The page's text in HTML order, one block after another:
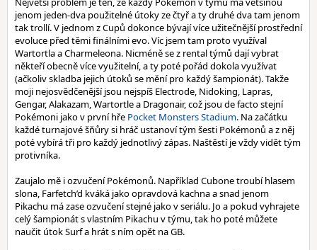
jenom jeden-dva použitelné útoky ze čtyř a ty druhé dva tam jenom
tak trollí. V jednom z Cupů dokonce bývají více užitečnější prostřední
evoluce před těmi finálními evo. Víc jsem tam proto využíval
Wartortla a Charmeleona. Nicméně se z rental týmů dají vybrat
někteří obecně více využitelní, a ty poté pořád dokola využívat
(ačkoliv skladba jejich útoků se mění pro každý šampionát). Takže
moji nejosvědčenější jsou nejspíš Electrode, Nidoking, Lapras,
Gengar, Alakazam, Wartortle a Dragonair, což jsou de facto stejní
Pokémoni jako v první hře Pocket Monsters Stadium. Na začátku
každé turnajové šňůry si hráč ustanoví tým šesti Pokémonů a z něj
poté vybírá tři pro každý jednotlivý zápas. Naštěstí je vždy vidět tým
protivníka.
Zaujalo mě i ozvučení Pokémonů. Například Cubone troubí hlasem
slona, Farfetch’d kváká jako opravdová kachna a snad jenom
Pikachu má zase ozvučení stejné jako v seriálu. Jo a pokud vyhrajete
celý šampionát s vlastním Pikachu v týmu, tak ho poté můžete
naučit útok Surf a hrát s ním opět na GB.